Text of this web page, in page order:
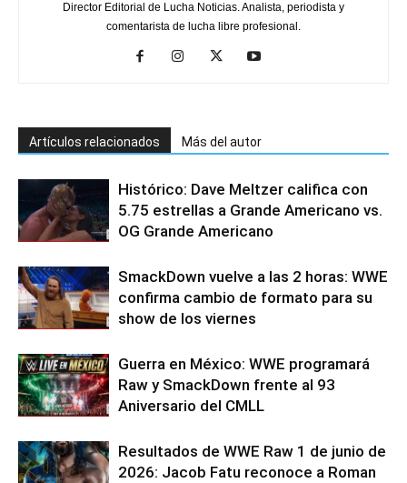
Director Editorial de Lucha Noticias. Analista, periodista y
comentarista de lucha libre profesional.
Artículos relacionados Más del autor
Histórico: Dave Meltzer califica con
5.75 estrellas a Grande Americano vs.
OG Grande Americano
SmackDown vuelve a las 2 horas: WWE
confirma cambio de formato para su
show de los viernes
Guerra en México: WWE programará
Raw y SmackDown frente al 93
Aniversario del CMLL
Resultados de WWE Raw 1 de junio de
2026: Jacob Fatu reconoce a Roman